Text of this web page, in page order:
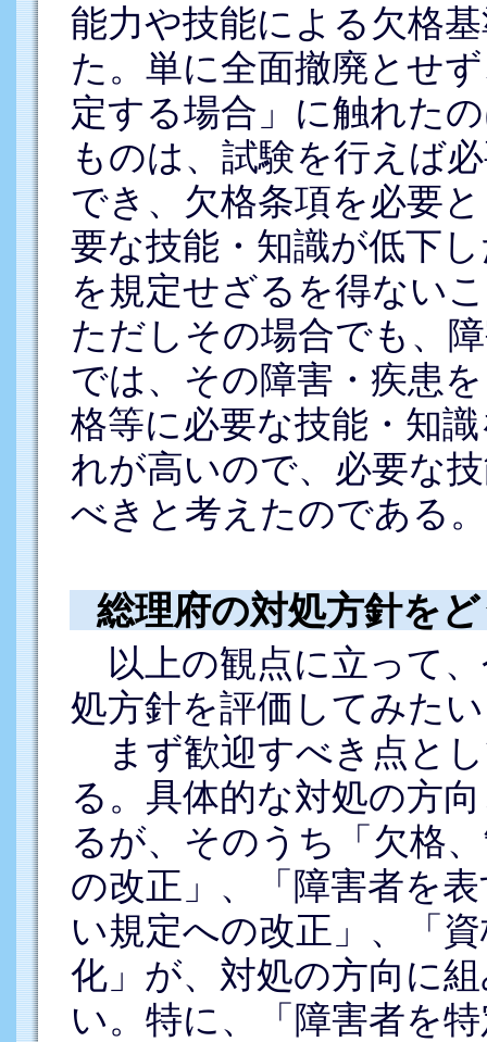
能力や技能による欠格
た。単に全面撤廃とせ
定する場合」に触れた
ものは、試験を行えば
でき、欠格条項を必要
要な技能・知識が低下
を規定せざるを得ない
ただしその場合でも、
では、その障害・疾患
格等に必要な技能・知
れが高いので、必要な
べきと考えたのである。
総理府の対処方針を
以上の観点に立って
処方針を評価してみた
まず歓迎すべき点と
る。具体的な対処の方
るが、そのうち「欠格
の改正」、「障害者を
い規定への改正」、「
化」が、対処の方向に
い。特に、「障害者を